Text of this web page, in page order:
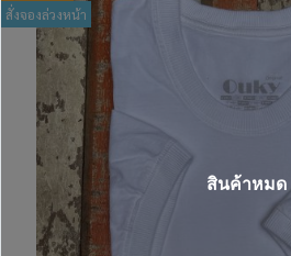
สั่งจองล่วงหน้า
สินค้าหมด